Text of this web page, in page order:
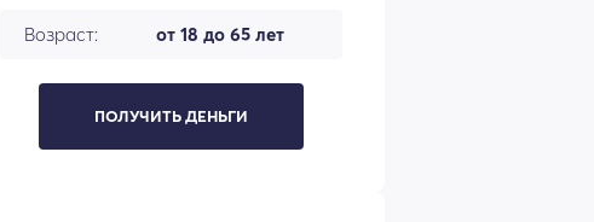
Возраст: от 18 до 65 лет
ПОЛУЧИТЬ ДЕНЬГИ